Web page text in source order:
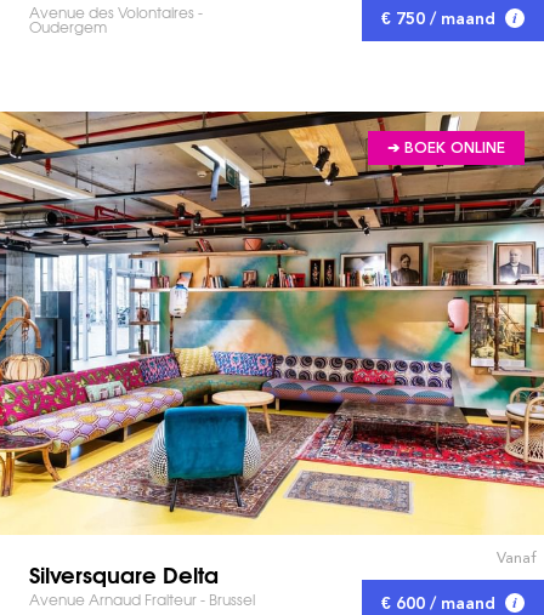
Avenue des Volontaires -
Oudergem € 750 / maand
➔ BOEK ONLINE
Silversquare Delta
Avenue Arnaud Fraiteur - Brussel
Vanaf
€ 600 / maand